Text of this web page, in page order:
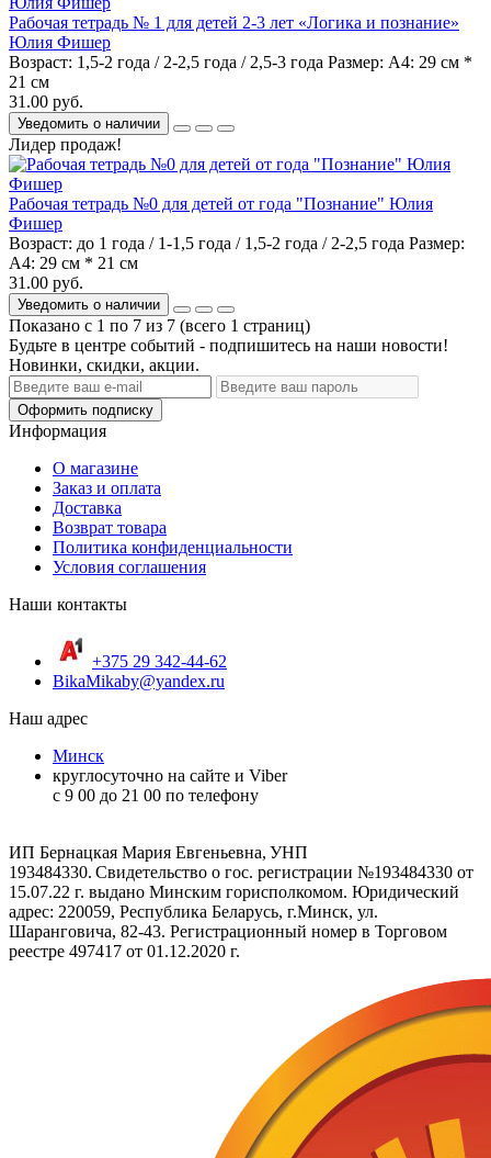
Рабочая тетрадь № 1 для детей 2-3 лет «Логика и познание»
Юлия Фишер
Возраст: 1,5-2 года / 2-2,5 года / 2,5-3 года Размер: А4: 29 см *
21 см
31.00 руб.
Уведомить о наличии
Лидер продаж!
Рабочая тетрадь №0 для детей от года "Познание" Юлия
Фишер
Возраст: до 1 года / 1-1,5 года / 1,5-2 года / 2-2,5 года Размер:
А4: 29 см * 21 см
31.00 руб.
Уведомить о наличии
Показано с 1 по 7 из 7 (всего 1 страниц)
Будьте в центре событий - подпишитесь на наши новости!
Новинки, скидки, акции.
Оформить подписку
Информация
О магазине
Заказ и оплата
Доставка
Возврат товара
Политика конфиденциальности
Условия соглашения
Наши контакты
+375 29 342-44-62
BikaMikaby@yandex.ru
Наш адрес
Минск
круглосуточно на сайте и Viber
c 9 00 до 21 00 по телефону
ИП Бернацкая Мария Евгеньевна, УНП
193484330. Свидетельство о гос. регистрации №193484330 от
15.07.22 г. выдано Минским горисполкомом. Юридический
адрес: 220059, Республика Беларусь, г.Минск, ул.
Шаранговича, 82-43. Регистрационный номер в Торговом
реестре 497417 от 01.12.2020 г.